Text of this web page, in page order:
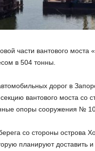
части вантового моста
в 504 тонны.
дорог в
вантового моста со
опоры сооружения №
со стороны острова
планируют доставить и